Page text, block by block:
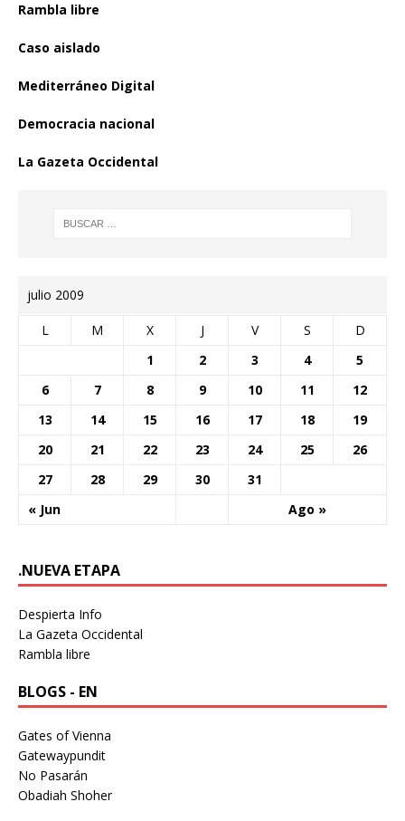
Rambla libre
Caso aislado
Mediterráneo Digital
Democracia nacional
La Gazeta Occidental
julio 2009
L M X J V S D
« Jun Ago »
1 2 3 4
5
6
7 8 9 10 11
12
13
14 15 16 17 18
19
20
21 22 23 24 25
26
27
28 29 30 31
.NUEVA ETAPA
Despierta Info
La Gazeta Occidental
Rambla libre
BLOGS - EN
Gates of Vienna
Gatewaypundit
No Pasarán
Obadiah Shoher